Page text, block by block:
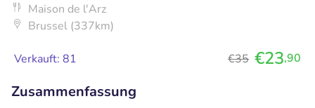
Maison de l'Arz
Brussel (337km)
Verkauft: 81 €35 €23,90
Zusammenfassung